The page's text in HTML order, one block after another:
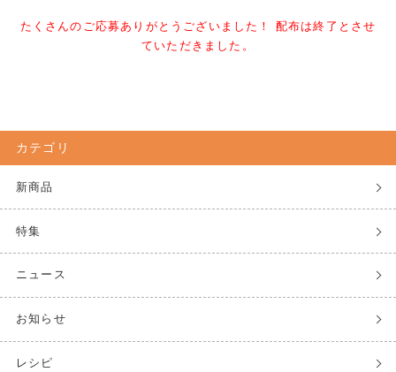
たくさんのご応募ありがとうございました！ 配布は終了とさせ
ていただきました。
カテゴリ
新商品
特集
ニュース
お知らせ
レシピ